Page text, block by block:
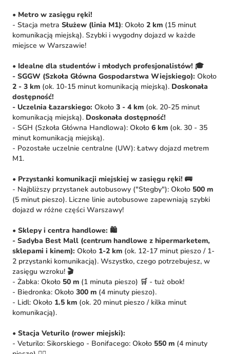
• Metro w zasięgu ręki!
- Stacja metra Służew (linia M1): Około 2 km (15 minut
komunikacją miejską). Szybki i wygodny dojazd w każde
miejsce w Warszawie!
• Idealne dla studentów i młodych profesjonalistów! 🎓
- SGGW (Szkoła Główna Gospodarstwa Wiejskiego): Około
2 - 3 km (ok. 10-15 minut komunikacją miejską). Doskonała
dostępność!
- Uczelnia Łazarskiego: Około 3 - 4km (ok. 20-25 minut
komunikacją miejską). Doskonała dostępność!
- SGH (Szkoła Główna Handlowa): Około 6 km (ok. 30 - 35
minut komunikacją miejską).
- Pozostałe uczelnie centralne (UW): Łatwy dojazd metrem
M1.
• Przystanki komunikacji miejskiej w zasięgu ręki! 🚌
- Najbliższy przystanek autobusowy ("Stegby"): Około 500 m
(5 minut pieszo). Liczne linie autobusowe zapewniają szybki
dojazd w różne części Warszawy!
• Sklepy i centra handlowe: 🛍️
- Sadyba Best Mall (centrum handlowe z hipermarketem,
sklepami i kinem): Około 1-2 km (ok. 12-17 minut pieszo / 1-
2 przystanki komunikacją). Wszystko, czego potrzebujesz, w
zasięgu wzroku! 🎬
- Żabka: Około 50 m (1 minuta pieszo) 🛒 - tuż obok!
- Biedronka: Około 300 m (4 minuty pieszo).
- Lidl: Około 1.5 km (ok. 20 minut pieszo / kilka minut
komunikacją).
• Stacja Veturilo (rower miejski):
- Veturilo: Sikorskiego - Bonifacego: Około 550 m (4 minuty